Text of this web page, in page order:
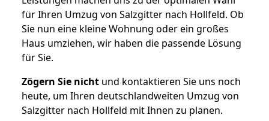
für Ihren Umzug von Salzgitter nach Hollfeld. Ob
Sie nun eine kleine Wohnung oder ein großes
Haus umziehen, wir haben die passende Lösung
für Sie.
Zögern Sie nicht und kontaktieren Sie uns noch
heute, um Ihren deutschlandweiten Umzug von
Salzgitter nach Hollfeld mit Ihnen zu planen.